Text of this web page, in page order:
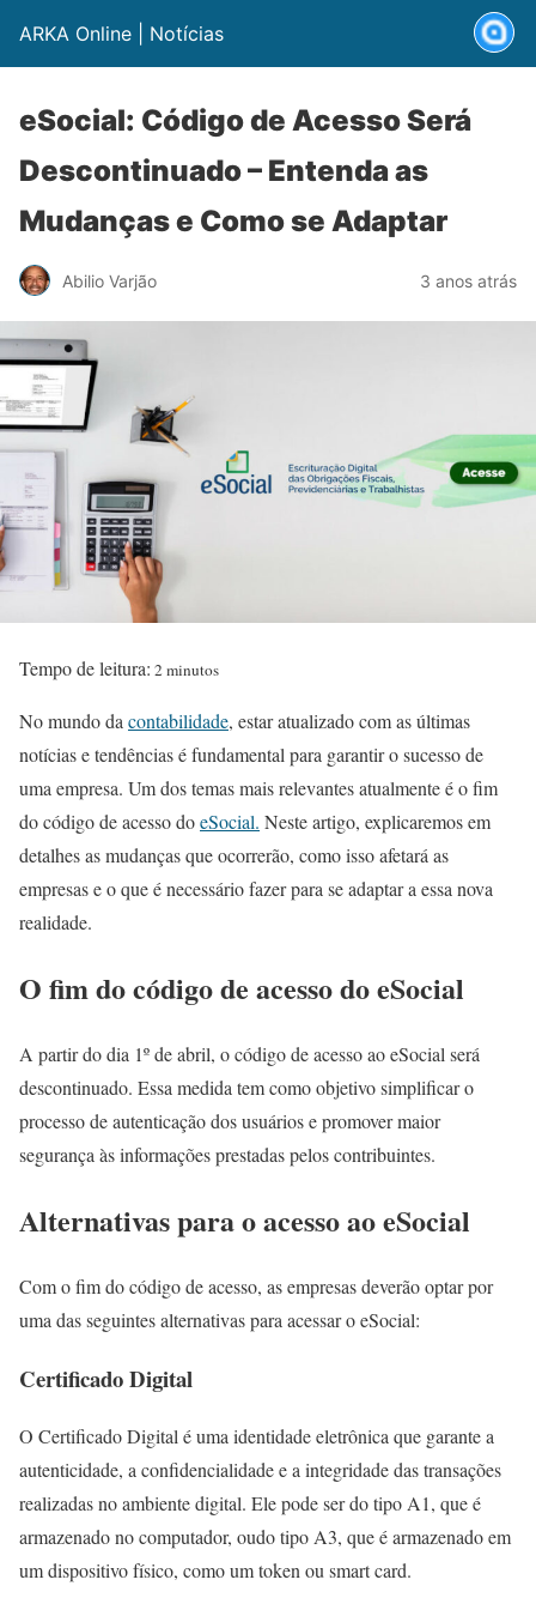
ARKA Online | Notícias
eSocial: Código de Acesso Será
Descontinuado – Entenda as
Mudanças e Como se Adaptar
Abilio Varjão 3 anos atrás
Tempo de leitura: 2 minutos
No mundo da contabilidade, estar atualizado com as últimas
notícias e tendências é fundamental para garantir o sucesso de
uma empresa. Um dos temas mais relevantes atualmente é o fim
do código de acesso doeSocial. Neste artigo, explicaremos em
detalhes as mudanças que ocorrerão, como isso afetará as
empresas e o que é necessário fazer para se adaptar a essa nova
realidade.
O fim do código de acesso do eSocial
A partir do dia 1º de abril, o código de acesso ao eSocial será
descontinuado. Essa medida tem como objetivo simplificar o
processo de autenticação dos usuários e promover maior
segurança às informações prestadas pelos contribuintes.
Alternativas para o acesso ao eSocial
Com o fim do código de acesso, as empresas deverão optar por
uma das seguintes alternativas para acessar o eSocial:
Certificado Digital
O Certificado Digital é uma identidade eletrônica que garante a
autenticidade, a confidencialidade e a integridade das transações
realizadas no ambiente digital. Ele pode ser do tipo A1, que é
armazenado no computador, oudo tipo A3, que é armazenado em
um dispositivo físico, como um token ou smart card.